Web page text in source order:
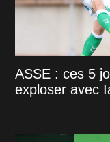
ASSE : ces 5
exploser avec